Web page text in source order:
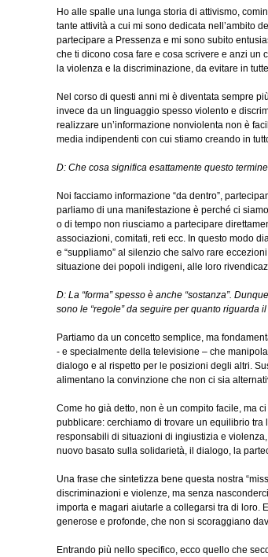
Ho alle spalle una lunga storia di attivismo,
tante attività a cui mi sono dedicata nell’ambito
partecipare a Pressenza e mi sono subito
che ti dicono cosa fare e cosa scrivere e anzi un
la violenza e la discriminazione, da evitare in
Nel corso di questi anni mi è diventata sempre
invece da un linguaggio spesso violento e
realizzare un’informazione nonviolenta non è
media indipendenti con cui stiamo creando in
D: Che cosa significa esattamente questo termine
Noi facciamo informazione “da dentro”,
parliamo di una manifestazione è perché ci
o di tempo non riusciamo a partecipare
associazioni, comitati, reti ecc. In questo modo
e “suppliamo” al silenzio che salvo rare
situazione dei popoli indigeni, alle loro
D: La “forma” spesso è anche “sostanza”.
sono le “regole” da seguire per quanto riguarda
Partiamo da un concetto semplice, ma
- e specialmente della televisione – che
dialogo e al rispetto per le posizioni degli altri.
alimentano la convinzione che non ci sia
Come ho già detto, non è un compito facile, ma
pubblicare: cerchiamo di trovare un equilibrio
responsabili di situazioni di ingiustizia e
nuovo basato sulla solidarietà, il dialogo, la
Una frase che sintetizza bene questa nostra
discriminazioni e violenze, ma senza
importa e magari aiutarle a collegarsi tra di loro.
generose e profonde, che non si scoraggiano
Entrando più nello specifico, ecco quello che